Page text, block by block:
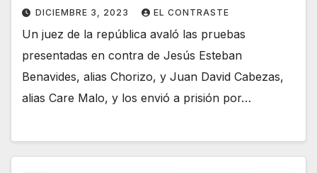
DICIEMBRE 3, 2023 EL CONTRASTE
Un juez de la república avaló las pruebas
presentadas en contra de Jesús Esteban
Benavides, alias Chorizo, y Juan David Cabezas,
alias Care Malo, y los envió a prisión por…